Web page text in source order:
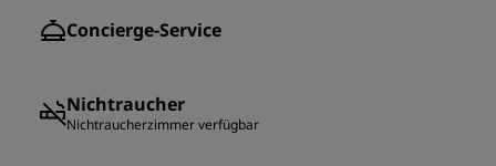
Concierge-Service
Nichtraucher
Nichtraucherzimmer verfügbar